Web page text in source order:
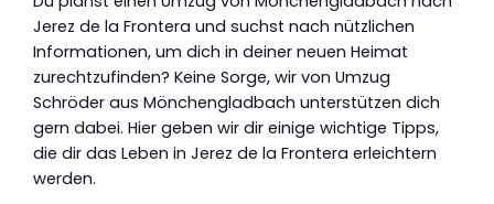
Jerez de la Frontera und suchst nach nützlichen
Informationen, um dich in deiner neuen Heimat
zurechtzufinden? Keine Sorge, wir von Umzug
Schröder aus Mönchengladbach unterstützen dich
gern dabei. Hier geben wir dir einige wichtige Tipps,
die dir das Leben in Jerez de la Frontera erleichtern
werden.